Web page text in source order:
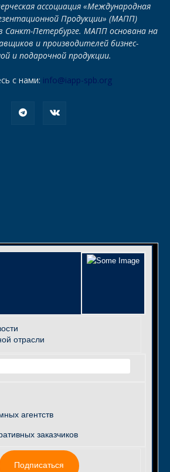
ассоциация «Международная
Продукции» (МАПП)
Санкт-Петербурге. МАПП основана на
и производителей бизнес-
и подарочной продукции.
с нами: info@iapp-spb.org
отрасли
агентств
заказчиков
Подписаться